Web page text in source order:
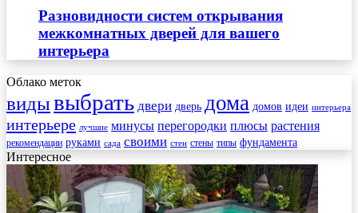
Разновидности систем открывания
межкомнатных дверей для вашего
интерьера
Облако меток
видывыбрать двери дверь дома домов идеи интерьера
интерьере лучшие минусы перегородки плюсы растения
рекомендации руками сада своими стен стены типы фундамента
Интересное